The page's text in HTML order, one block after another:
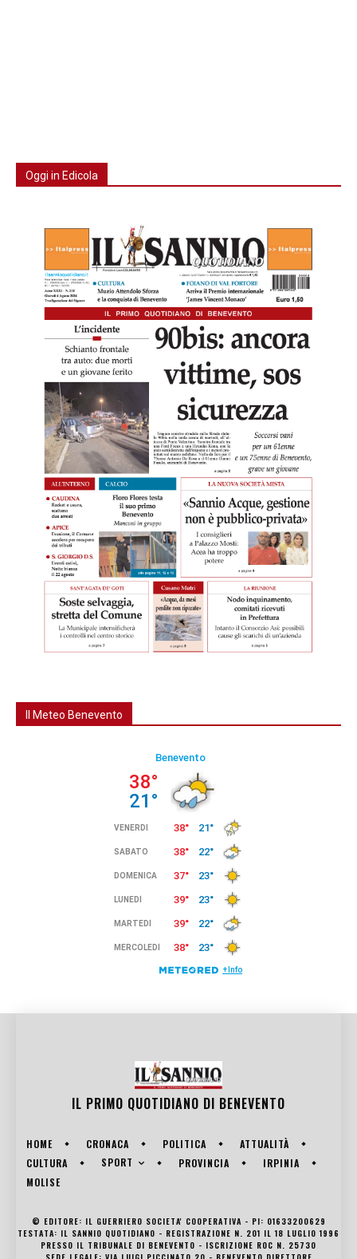
Oggi in Edicola
Il Meteo Benevento
IL PRIMO QUOTIDIANO DI BENEVENTO
HOME CRONACA POLITICA
ATTUALITÀ
CULTURA
SPORT PROVINCIA
IRPINIA
MOLISE
© EDITORE: IL GUERRIERO SOCIETA' COOPERATIVA - PI: 01633200629
TESTATA: IL SANNIO QUOTIDIANO - REGISTRAZIONE N. 201 IL 18 LUGLIO 1996
PRESSO IL TRIBUNALE DI BENEVENTO - ISCRIZIONE ROC N. 25730